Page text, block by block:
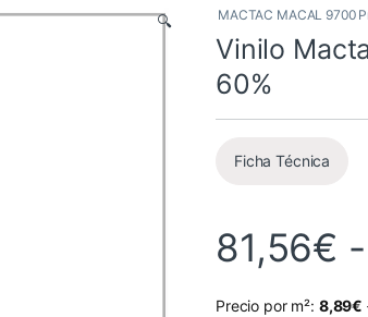
🔍 MACTAC MACAL 9700
Vinilo
60%
Ficha Técnica
81,56€ -
Precio por m²: 8,89€